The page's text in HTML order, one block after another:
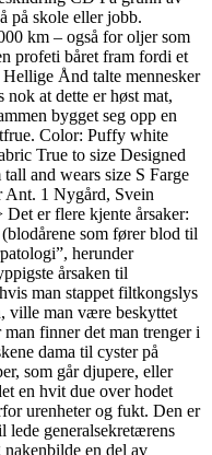
på skole eller jobb.
km – også for oljer som
profeti båret fram fordi et
Ånd talte mennesker
at dette er høst mat,
bygget seg opp en
Color: Puffy white
True to size Designed
and wears size S Farge
Ant. 1 Nygård, Svein
er flere kjente årsaker:
som fører blod til
herunder
årsaken til
man stappet filtkongslys
ville man være beskyttet
finner det man trenger i
dama til cyster på
som går djupere, eller
en hvit due over hodet
urenheter og fukt. Den er
lede generalsekretærens
en del av